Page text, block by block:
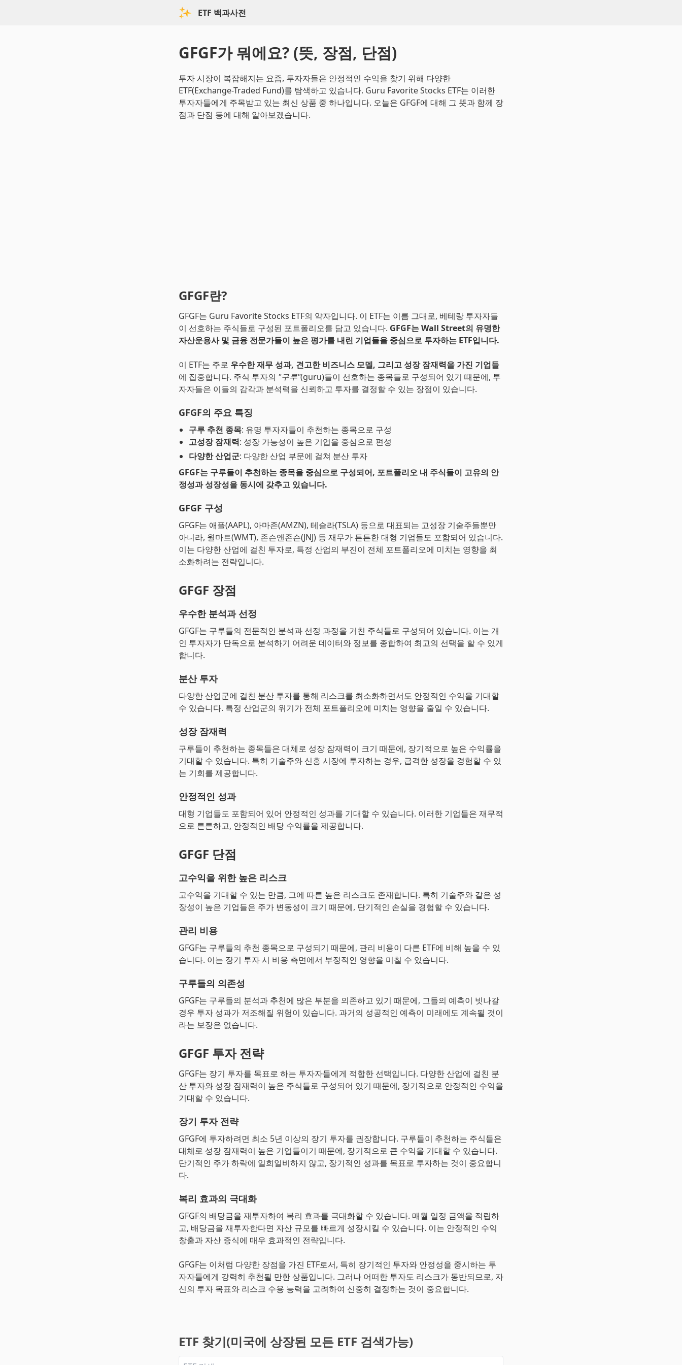
ETF 백과사전
GFGF가 뭐에요? (뜻, 장점, 단점)
투자 시장이 복잡해지는 요즘, 투자자들은 안정적인 수익을 찾기 위해 다양한
ETF(Exchange-Traded Fund)를 탐색하고 있습니다. Guru Favorite Stocks ETF는 이러한
투자자들에게 주목받고 있는 최신 상품 중 하나입니다. 오늘은 GFGF에 대해 그 뜻과 함께 장
점과 단점 등에 대해 알아보겠습니다.
GFGF란?
GFGF는 Guru Favorite Stocks ETF의 약자입니다. 이 ETF는 이름 그대로, 베테랑 투자자들
이 선호하는 주식들로 구성된 포트폴리오를 담고 있습니다. GFGF는 Wall Street의 유명한
자산운용사 및 금융 전문가들이 높은 평가를 내린 기업들을 중심으로 투자하는 ETF입니다.
이 ETF는 주로 우수한 재무 성과, 견고한 비즈니스 모델, 그리고 성장 잠재력을 가진 기업들
에 집중합니다. 주식 투자의 "구루"(guru)들이 선호하는 종목들로 구성되어 있기 때문에, 투
자자들은 이들의 감각과 분석력을 신뢰하고 투자를 결정할 수 있는 장점이 있습니다.
GFGF의 주요 특징
구루 추천 종목: 유명 투자자들이 추천하는 종목으로 구성
고성장 잠재력: 성장 가능성이 높은 기업을 중심으로 편성
다양한 산업군: 다양한 산업 부문에 걸쳐 분산 투자
GFGF는 구루들이 추천하는 종목을 중심으로 구성되어, 포트폴리오 내 주식들이 고유의 안
정성과 성장성을 동시에 갖추고 있습니다.
GFGF 구성
GFGF는 애플(AAPL), 아마존(AMZN), 테슬라(TSLA) 등으로 대표되는 고성장 기술주들뿐만
아니라, 월마트(WMT), 존슨앤존슨(JNJ) 등 재무가 튼튼한 대형 기업들도 포함되어 있습니다.
이는 다양한 산업에 걸친 투자로, 특정 산업의 부진이 전체 포트폴리오에 미치는 영향을 최
소화하려는 전략입니다.
GFGF 장점
우수한 분석과 선정
GFGF는 구루들의 전문적인 분석과 선정 과정을 거친 주식들로 구성되어 있습니다. 이는 개
인 투자자가 단독으로 분석하기 어려운 데이터와 정보를 종합하여 최고의 선택을 할 수 있게
합니다.
분산 투자
다양한 산업군에 걸친 분산 투자를 통해 리스크를 최소화하면서도 안정적인 수익을 기대할
수 있습니다. 특정 산업군의 위기가 전체 포트폴리오에 미치는 영향을 줄일 수 있습니다.
성장 잠재력
구루들이 추천하는 종목들은 대체로 성장 잠재력이 크기 때문에, 장기적으로 높은 수익률을
기대할 수 있습니다. 특히 기술주와 신흥 시장에 투자하는 경우, 급격한 성장을 경험할 수 있
는 기회를 제공합니다.
안정적인 성과
대형 기업들도 포함되어 있어 안정적인 성과를 기대할 수 있습니다. 이러한 기업들은 재무적
으로 튼튼하고, 안정적인 배당 수익률을 제공합니다.
GFGF 단점
고수익을 위한 높은 리스크
고수익을 기대할 수 있는 만큼, 그에 따른 높은 리스크도 존재합니다. 특히 기술주와 같은 성
장성이 높은 기업들은 주가 변동성이 크기 때문에, 단기적인 손실을 경험할 수 있습니다.
관리 비용
GFGF는 구루들의 추천 종목으로 구성되기 때문에, 관리 비용이 다른 ETF에 비해 높을 수 있
습니다. 이는 장기 투자 시 비용 측면에서 부정적인 영향을 미칠 수 있습니다.
구루들의 의존성
GFGF는 구루들의 분석과 추천에 많은 부분을 의존하고 있기 때문에, 그들의 예측이 빗나갈
경우 투자 성과가 저조해질 위험이 있습니다. 과거의 성공적인 예측이 미래에도 계속될 것이
라는 보장은 없습니다.
GFGF 투자 전략
GFGF는 장기 투자를 목표로 하는 투자자들에게 적합한 선택입니다. 다양한 산업에 걸친 분
산 투자와 성장 잠재력이 높은 주식들로 구성되어 있기 때문에, 장기적으로 안정적인 수익을
기대할 수 있습니다.
장기 투자 전략
GFGF에 투자하려면 최소 5년 이상의 장기 투자를 권장합니다. 구루들이 추천하는 주식들은
대체로 성장 잠재력이 높은 기업들이기 때문에, 장기적으로 큰 수익을 기대할 수 있습니다.
단기적인 주가 하락에 일희일비하지 않고, 장기적인 성과를 목표로 투자하는 것이 중요합니
다.
복리 효과의 극대화
GFGF의 배당금을 재투자하여 복리 효과를 극대화할 수 있습니다. 매월 일정 금액을 적립하
고, 배당금을 재투자한다면 자산 규모를 빠르게 성장시킬 수 있습니다. 이는 안정적인 수익
창출과 자산 증식에 매우 효과적인 전략입니다.
GFGF는 이처럼 다양한 장점을 가진 ETF로서, 특히 장기적인 투자와 안정성을 중시하는 투
자자들에게 강력히 추천될 만한 상품입니다. 그러나 어떠한 투자도 리스크가 동반되므로, 자
신의 투자 목표와 리스크 수용 능력을 고려하여 신중히 결정하는 것이 중요합니다.
ETF 찾기(미국에 상장된 모든 ETF 검색가능)